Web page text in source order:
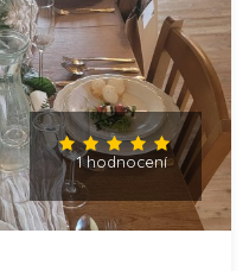
1 hodnocení